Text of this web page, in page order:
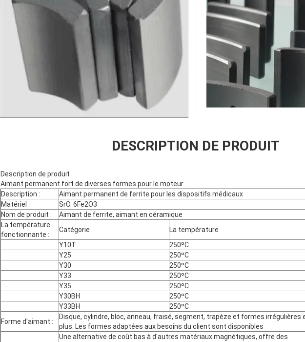
DESCRIPTION DE PRODUIT
Description de produit
Aimant permanent fort de diverses formes pour le moteur
Description :
Aimant permanent de ferrite pour les dispositifs médicaux
Matériel :
SrO. 6Fe2O3
Nom de produit :
Aimant de ferrite, aimant en céramique
La température
fonctionnante :
Catégorie
La température
Y10T
250ºC
Y25
250ºC
Y30
250ºC
Y33
250ºC
Y35
250ºC
Y30BH
250ºC
Y33BH
250ºC
Forme d'aimant :
Disque, cylindre, bloc, anneau, fraisé, segment, trapèze et formes irrégulières
plus. Les formes adaptées aux besoins du client sont disponibles
Une alternative de coût bas à d'autres matériaux magnétiques, offre des